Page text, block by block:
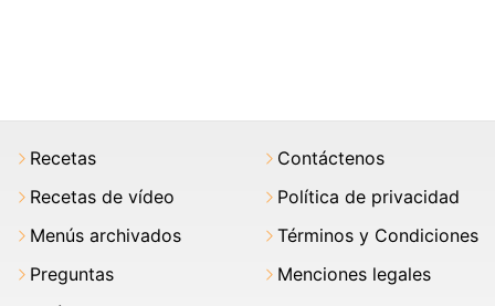
Recetas
Recetas de vídeo
Menús archivados
Preguntas
Contáctenos
Política de privacidad
Términos y Condiciones
Menciones legales